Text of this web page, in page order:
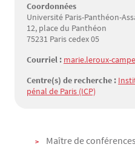
Coordonnées
Université Paris-Panthéon-
12, place du Panthéon
75231 Paris cedex 05
Courriel : marie.leroux-
Centre(s) de recherche :
pénal de Paris (ICP)
TexteMaître de conférences